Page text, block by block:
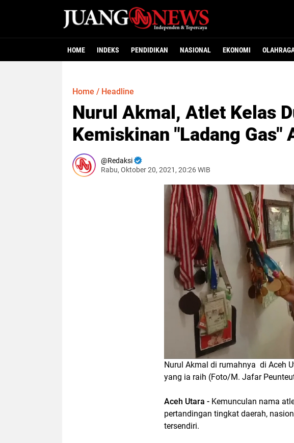
HOME INDEKS PENDIDIKAN NASIONAL EKONOMI
Home / Headline
Nurul Akmal, Atlet Kelas
Kemiskinan "Ladang Gas"
Redaksi
Rabu, Oktober 20, 2021, 20:26 WIB
Nurul Akmal di rumahnya di Aceh
yang ia raih (Foto/M. Jafar
Aceh Utara - Kemunculan nama
pertandingan tingkat daerah,
tersendiri.